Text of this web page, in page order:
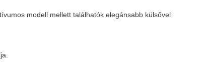
modell mellett találhatók elegánsabb külsővel